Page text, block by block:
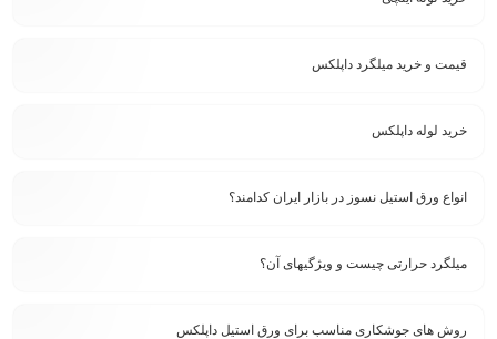
قیمت و خرید میلگرد داپلکس
خرید لوله داپلکس
انواع ورق استیل نسوز در بازار ایران کدامند؟
میلگرد حرارتی چیست و ویژگیهای آن؟
روش های جوشکاری مناسب برای ورق استیل داپلکس